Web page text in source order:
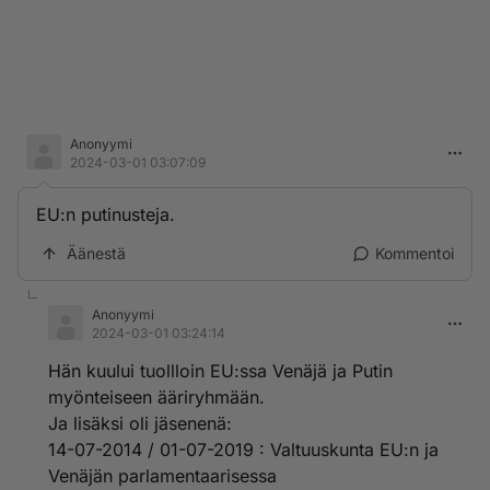
Anonyymi
2024-03-01 03:07:09
EU:n putinusteja.
Äänestä Kommentoi
Anonyymi
2024-03-01 03:24:14
Hän kuului tuollloin EU:ssa Venäjä ja Putin
myönteiseen ääriryhmään.
Ja lisäksi oli jäsenenä:
14-07-2014 / 01-07-2019 : Valtuuskunta EU:n ja
Venäjän parlamentaarisessa